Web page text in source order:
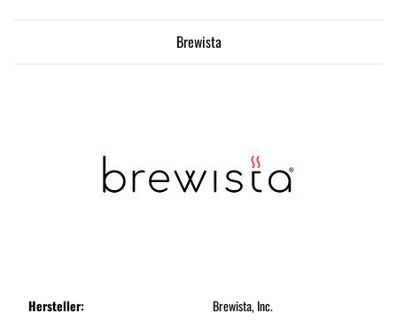
Brewista
Hersteller:
Brewista, Inc.